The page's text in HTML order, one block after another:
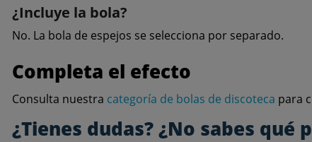
¿Incluye la bola?
No. La bola de espejos se selecciona por separado.
Completa el efecto
Consulta nuestra categoría de bolas de discoteca para
¿Tienes dudas? ¿No sabes